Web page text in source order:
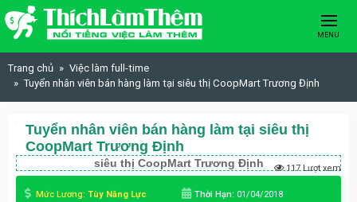
Skip to content
MENU
Trang chủ
Việc làm full-time
Tuyển nhân viên bán hàng làm tại siêu thị CoopMart Trương Định
Tuyển nhân viên bán hàng làm tại siêu thị
CoopMart Trương Định
siêu thị CoopMart Trương Định 117 Lượt xem
Mức Lương: Tùy Năng Lực Thời Hạn: 01/04/2018